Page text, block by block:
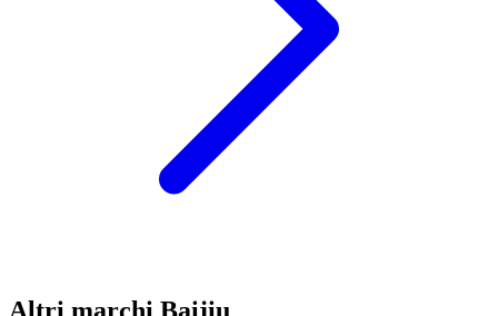
Altri marchi Baijiu